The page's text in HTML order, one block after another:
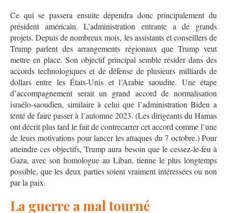
Ce qui se passera ensuite dépendra donc principalement du
président américain. L’administration entrante a de grands
projets. Depuis de nombreux mois, les assistants et conseillers de
Trump parlent des arrangements régionaux que Trump veut
mettre en place. Son objectif principal semble résider dans des
accords technologiques et de défense de plusieurs milliards de
dollars entre les États-Unis et l’Arabie saoudite. Une étape
d’accompagnement serait un grand accord de normalisation
israélo-saoudien, similaire à celui que l’administration Biden a
tenté de faire passer à l’automne 2023. (Les dirigeants du Hamas
ont décrit plus tard le fait de contrecarrer cet accord comme l’une
de leurs motivations pour lancer les attaques du 7 octobre.) Pour
atteindre ces objectifs, Trump aura besoin que le cessez-le-feu à
Gaza, avec son homologue au Liban, tienne le plus longtemps
possible, que les deux parties soient vraiment intéressées ou non
par la paix.
La guerre a mal tourné